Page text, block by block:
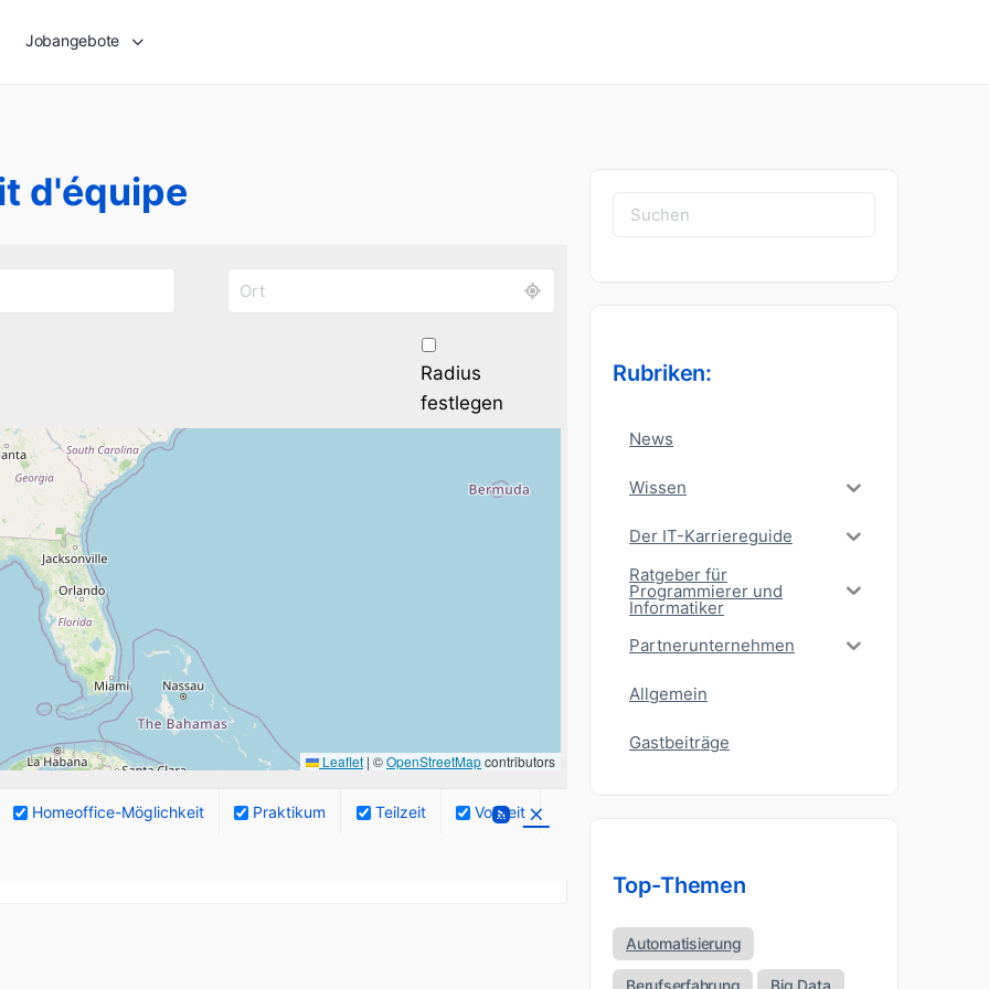
Jobangebote
d'équipe
Leaflet | ©OpenStreetMapcontributors
Radius
festlegen
Homeoffice-Möglichkeit Praktikum Teilzeit Vollzeit
Suchen
nach:
Rubriken:
News
Wissen
Der IT-Karriereguide
Ratgeber für
Programmierer und
Informatiker
Partnerunternehmen
Allgemein
Gastbeiträge
Top-Themen
Automatisierung